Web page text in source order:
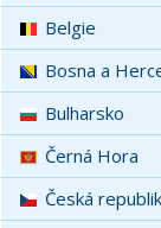
Belgie
Bosna a
Bulharsko
Černá Hora
Česká